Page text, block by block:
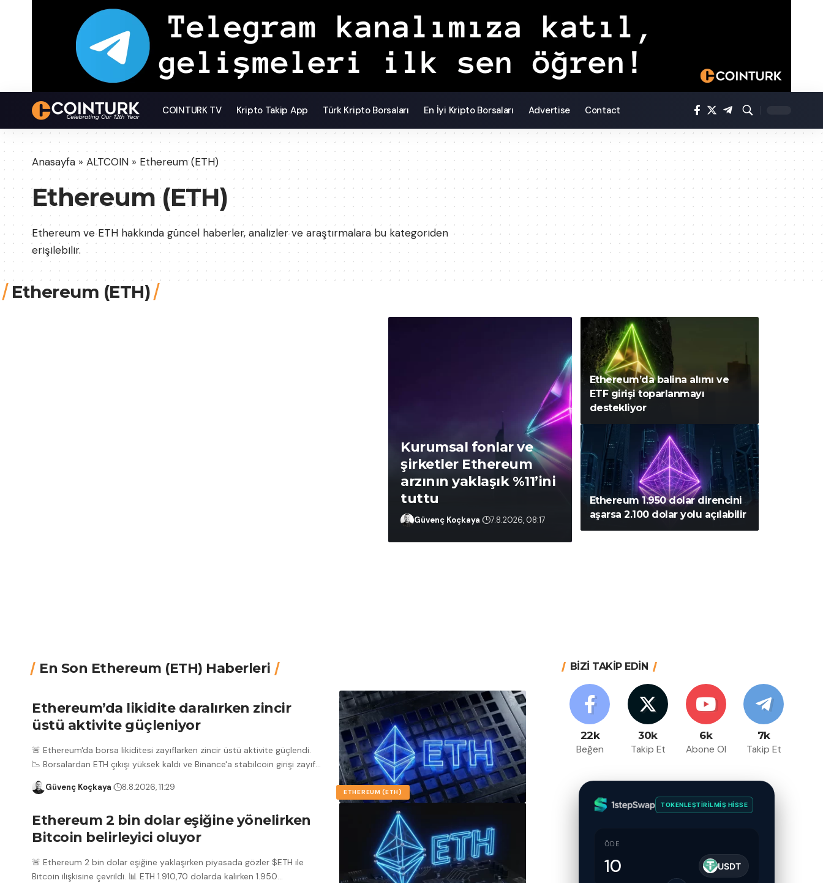
COINTURK TV Kripto Takip App Türk Kripto Borsaları En İyi Kripto Borsaları Advertise Contact
Anasayfa» ALTCOIN » Ethereum (ETH)
Ethereum (ETH)
Ethereum ve ETH hakkında güncel haberler, analizler ve araştırmalara bu kategoriden
erişilebilir.
Ethereum (ETH)
Güvenç Koçkaya 7.8.2026, 20:01
Kurumsal fonlar ve
şirketler Ethereum
arzının yaklaşık %11’ini
tuttu
Güvenç Koçkaya 7.8.2026, 08:17
Ethereum’da balina alımı ve
ETF girişi toparlanmayı
destekliyor
Ethereum 1.950 dolar direncini
aşarsa 2.100 dolar yolu açılabilir
En Son Ethereum (ETH) Haberleri
ETHEREUM (ETH)
Ethereum’da likidite daralırken zincir
üstü aktivite güçleniyor
🚨 Ethereum'da borsa likiditesi zayıflarken zincir üstü aktivite güçlendi.
📉 Borsalardan ETH çıkışı yüksek kaldı ve Binance'a stabilcoin girişi zayıf…
Güvenç Koçkaya 8.8.2026, 11:29
Ethereum 2 bin dolar eşiğine yönelirken
Bitcoin belirleyici oluyor
🚨 Ethereum 2 bin dolar eşiğine yaklaşırken piyasada gözler $ETH ile
Bitcoin ilişkisine çevrildi. 📊 ETH 1.910,70 dolarda kalırken 1.950
BİZİ TAKİP EDİN
22k
Beğen
30k
Takip Et
6k
Abone Ol
7k
Takip Et
TOKENLEŞTIRILMIŞ HISSE
ÖDE
USDT